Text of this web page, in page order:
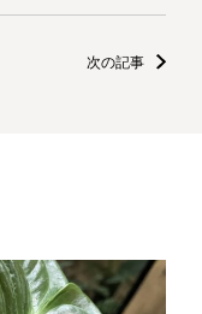
次の記事